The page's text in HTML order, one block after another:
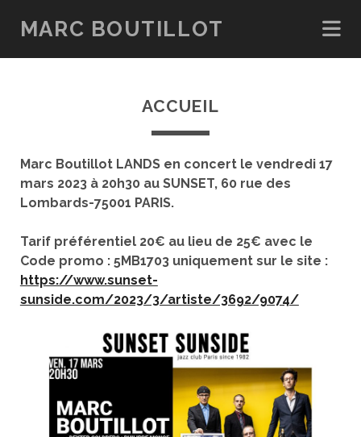
MARC BOUTILLOT
ACCUEIL
Marc Boutillot LANDS en concert le vendredi 17
mars 2023 à 20h30 au SUNSET, 60 rue des
Lombards-75001 PARIS.
Tarif préférentiel 20€ au lieu de 25€ avec le
Code promo : 5MB1703 uniquement sur le site :
https://www.sunset-
sunside.com/2023/3/artiste/3692/9074/